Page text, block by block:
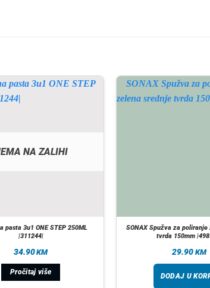
NA ZALIHI
pasta 3u1 ONE STEP 250ML
|311244|
34.90KM
Pročitaj više
SONAX Spužva za poliranje
tvrda 150mm
29.90 KM
DODAJ U